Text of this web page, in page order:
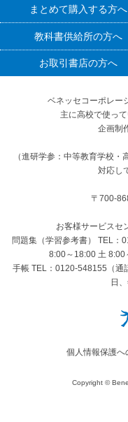
まとめて購入する方へ
教科書供給所の方へ
お取引書店の方へ
ベネッセコーポレー
主に高校で使っ
企画制
（進研学参：中等教育学校
対応し
〒700-
お客様サービスセ
問題集（学習参考書） TEL：
8:00～18:00 土 8:00
手帳 TEL：0120-548155（通
日
個人情報保護へ
Copyright ©